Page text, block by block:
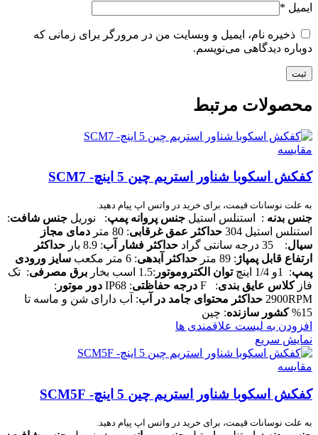
ایمیل *
ذخیره نام، ایمیل و وبسایت من در مرورگر برای زمانی که
دوباره دیدگاهی می‌نویسم.
محصولات مرتبط
مقایسه
کفکش اسکوبا شناور استریم چین 5 اینچ- SCM7
به علت نوسانات قیمت، برای خرید در واتس اپ پیام دهید.
جنس بدنه : استنلس استیل جنس پروانه پمپ: نوریل جنس شافت:
استنلس استیل 304
حداکثر عمق غرقابی: 80 متر
دمای مجاز
سیال: 35 درجه سانتی گراد حداکثر فشار آب: 8.9 بار
حداکثر
ارتفاع قابل پمپاژ : 89 متر حداکثر آبدهی: 6 متر مکعب
سایز ورودی
پمپ: 1و 1/4 اینچ توان الکتروموتور :1.5 اسب بخار برق مصرفی: تک
فازکلاس عایق بندی: F درجه حفاظتی: IP68 دور موتور :
2900RPM حداکثر محتوای جامد در آب: آب دارای شن و ماسه تا
15%
کشور سازنده: چین
افزودن به لیست علاقمندی ها
نمایش سریع
مقایسه
کفکش اسکوبا شناور استریم چین 5 اینچ- SCM5F
به علت نوسانات قیمت، برای خرید در واتس اپ پیام دهید.